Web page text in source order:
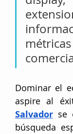
Dominar el
aspire al
Salvador se
búsqueda